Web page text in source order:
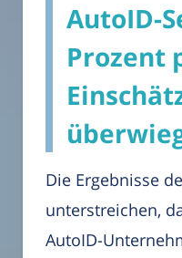
AutoID-
Prozent
Die Ergebnisse
unterstreichen,
AutoID-